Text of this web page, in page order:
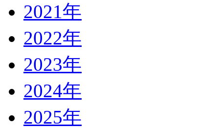
2021年
2022年
2023年
2024年
2025年